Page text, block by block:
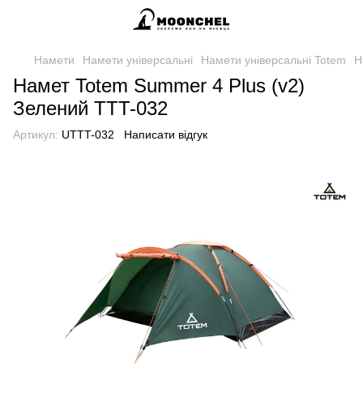
Намети Намети універсальні Намети універсальні Totem
Намет Totem Summer 4 Plus (v2)
Зелений TTT-032
Артикул: UTTT-032 Написати відгук